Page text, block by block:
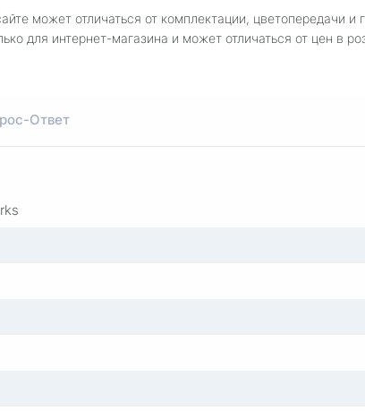
может отличаться от комплектации, цветопередачи и
для интернет-магазина и может отличаться от цен в
Ответ